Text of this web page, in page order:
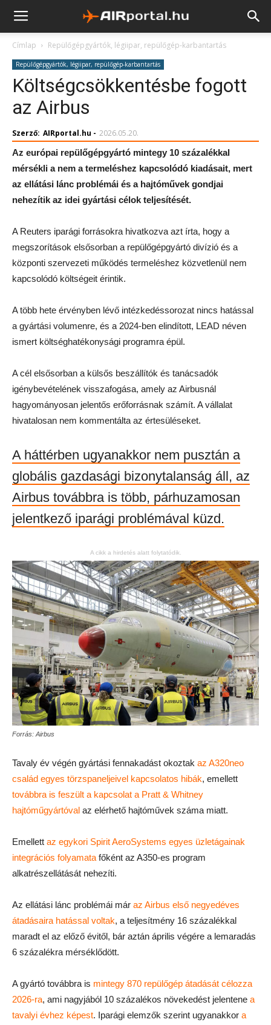
Címlap Repülőgépgyártók, légiipar, repülőgép-karbantartás
Repülőgépgyártók, légiipar, repülőgép-karbantartás
Költségcsökkentésbe fogott
az Airbus
Szerző: AIRportal.hu - 2026.05.20.
Az európai repülőgépgyártó mintegy 10 százalékkal
mérsékli a nem a termeléshez kapcsolódó kiadásait, mert
az ellátási lánc problémái és a hajtóművek gondjai
nehezítik az idei gyártási célok teljesítését.
A Reuters iparági forrásokra hivatkozva azt írta, hogy a
megszorítások elsősorban a repülőgépgyártó divízió és a
központi szervezeti működés termeléshez közvetlenül nem
kapcsolódó költségeit érintik.
A több hete érvényben lévő intézkedéssorozat nincs hatással
a gyártási volumenre, és a 2024-ben elindított, LEAD néven
ismert költséghatékonysági programra épül.
A cél elsősorban a külsős beszállítók és tanácsadók
igénybevételének visszafogása, amely az Airbusnál
hagyományosan jelentős erőforrásnak számít. A vállalat
hivatalosan nem kommentálta az értesüléseket.
A háttérben ugyanakkor nem pusztán a
globális gazdasági bizonytalanság áll, az
Airbus továbbra is több, párhuzamosan
jelentkező iparági problémával küzd.
A cikk a hirdetés alatt folytatódik.
Forrás: Airbus
Tavaly év végén gyártási fennakadást okoztak az A320neo
család egyes törzspaneljeivel kapcsolatos hibák, emellett
továbbra is feszült a kapcsolat a Pratt & Whitney
hajtóműgyártóval az elérhető hajtóművek száma miatt.
Emellett az egykori Spirit AeroSystems egyes üzletágainak
integrációs folyamata főként az A350-es program
alkatrészellátását nehezíti.
Az ellátási lánc problémái már az Airbus első negyedéves
átadásaira hatással voltak, a teljesítmény 16 százalékkal
maradt el az előző évitől, bár aztán április végére a lemaradás
6 százalékra mérséklődött.
A gyártó továbbra is mintegy 870 repülőgép átadását célozza
2026-ra, ami nagyjából 10 százalékos növekedést jelentene a
tavalyi évhez képest. Iparági elemzők szerint ugyanakkor a